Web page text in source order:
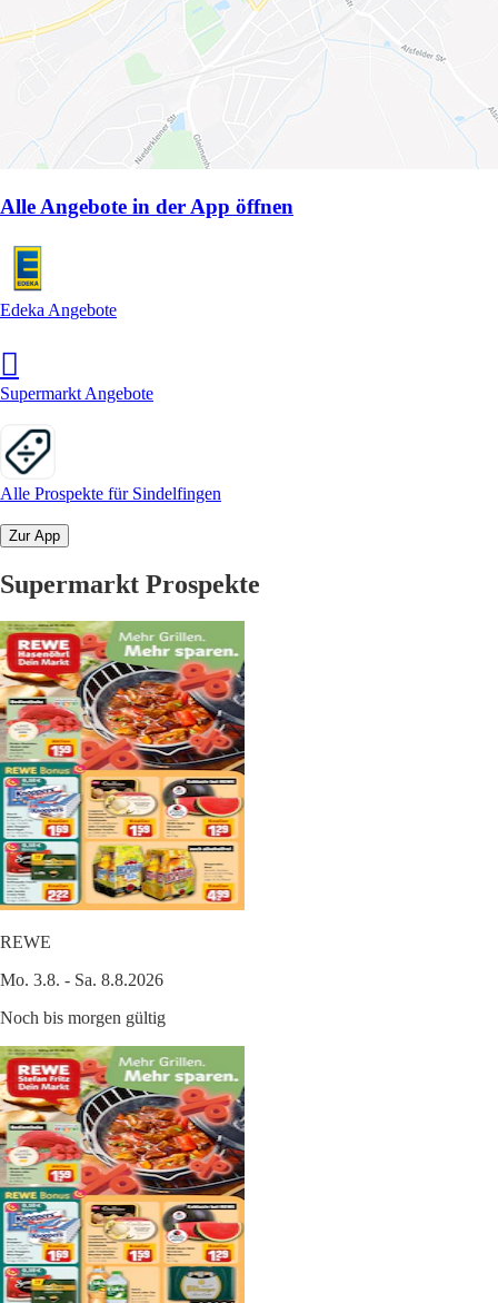
Alle Angebote in der App öffnen
Edeka Angebote
Supermarkt Angebote
Alle Prospekte für Sindelfingen
Zur App
Supermarkt Prospekte
REWE
Mo. 3.8. - Sa. 8.8.2026
Noch bis morgen gültig